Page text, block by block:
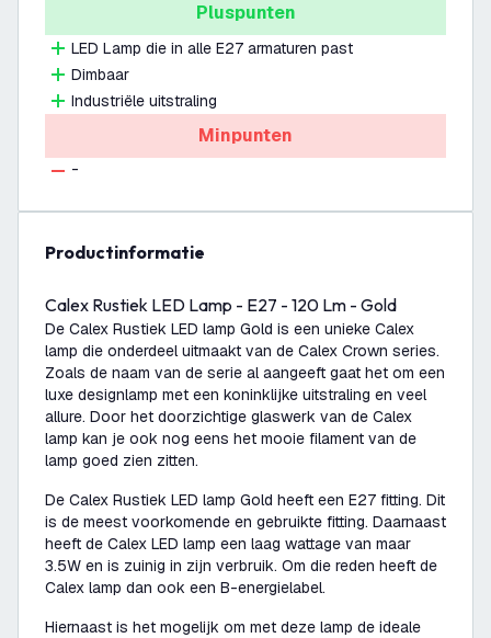
Pluspunten
LED Lamp die in alle E27 armaturen past
Dimbaar
Industriële uitstraling
Minpunten
-
productinformatie
Calex Rustiek LED Lamp - E27 - 120 Lm - Gold
De Calex Rustiek LED lamp Gold is een unieke Calex
lamp die onderdeel uitmaakt van de Calex Crown series.
Zoals de naam van de serie al aangeeft gaat het om een
luxe designlamp met een koninklijke uitstraling en veel
allure. Door het doorzichtige glaswerk van de Calex
lamp kan je ook nog eens het mooie filament van de
lamp goed zien zitten.
De Calex Rustiek LED lamp Gold heeft een E27 fitting. Dit
is de meest voorkomende en gebruikte fitting. Daarnaast
heeft de Calex LED lamp een laag wattage van maar
3.5W en is zuinig in zijn verbruik. Om die reden heeft de
Calex lamp dan ook een B-energielabel.
Hiernaast is het mogelijk om met deze lamp de ideale